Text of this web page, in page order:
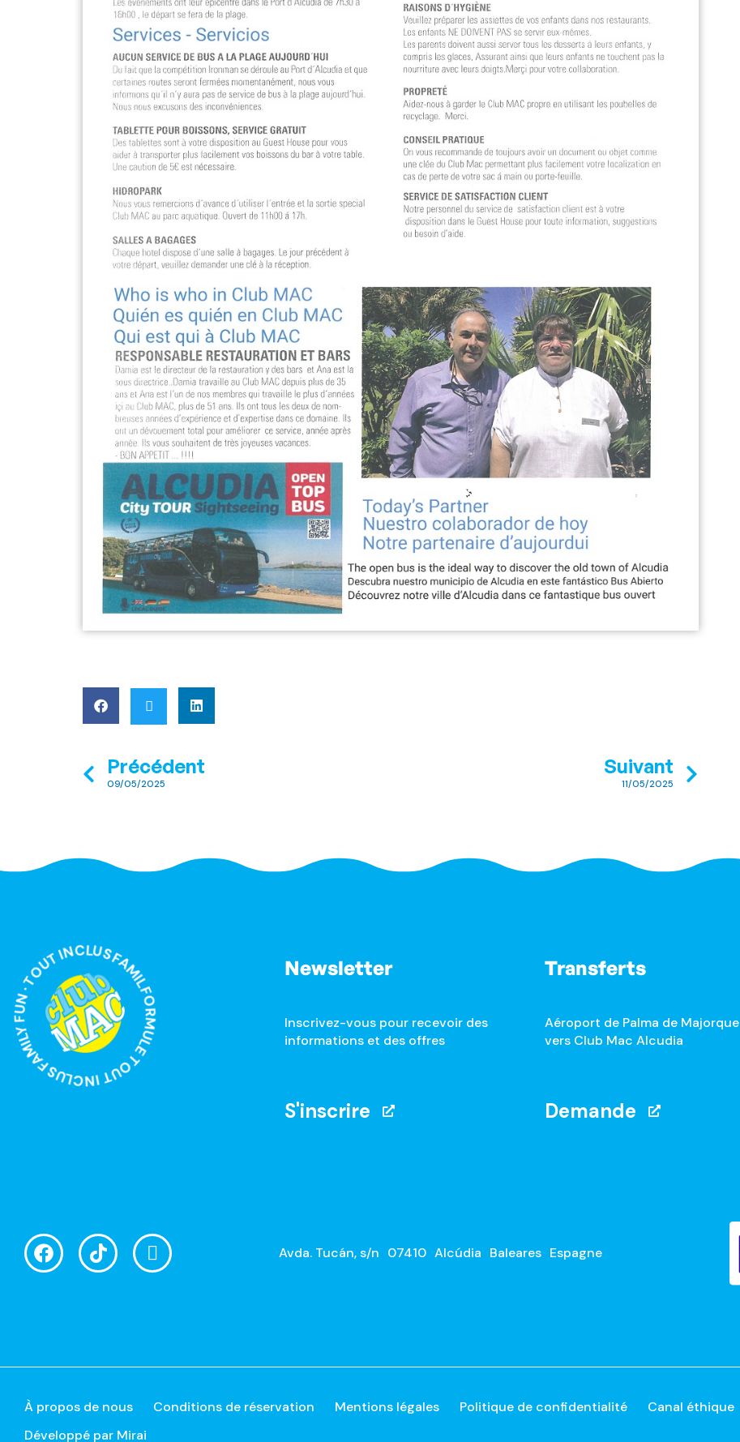
Précédent
09/05/2025
Suivant
11/05/2025
FAMILY FUN · TOUT INCLUS FAMILY FUN · Newsletter
Inscrivez-vous pour recevoir des
informations et des offres
S'inscrire
Transferts
Aéroport de Palma de Majorque
vers Club Mac Alcudia
Demande
Avda. Tucán, s/n 07410 Alcúdia Baleares Espagne
À propos de nous Conditions de réservation Mentions légales Politique de confidentialité Canal éthique
Développé par Mirai